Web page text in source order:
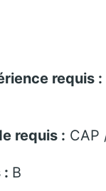
requis :
requis : CAP
: B